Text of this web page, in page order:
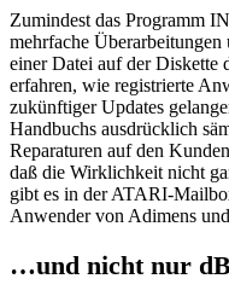
Zumindest das Programm
mehrfache
einer Datei auf der Diskette
erfahren, wie registrierte
zukünftiger Updates
Handbuchs ausdrücklich
Reparaturen auf den
daß die Wirklichkeit nicht
gibt es in der ATARI-
Anwender von Adimens
…und nicht nur